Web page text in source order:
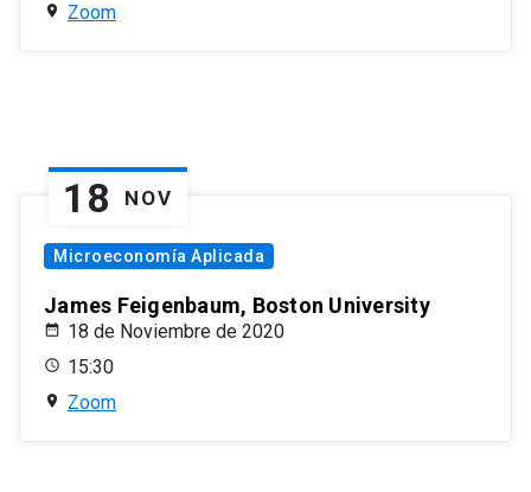
Zoom
18 NOV
Microeconomía Aplicada
James Feigenbaum, Boston University
18 de Noviembre de 2020
15:30
Zoom